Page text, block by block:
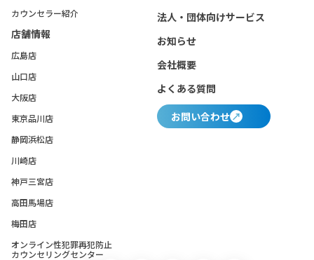
カウンセラー紹介
店舗情報
広島店
山口店
大阪店
東京品川店
静岡浜松店
川崎店
神戸三宮店
高田馬場店
梅田店
オンライン性犯罪再犯防止
カウンセリングセンター
法人・団体向けサービス
お知らせ
会社概要
よくある質問
お問い合わせ